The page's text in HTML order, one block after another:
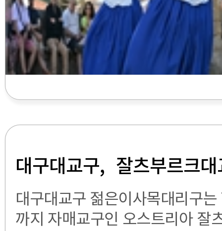
대구대교구, 잘츠부르크
청년교류모임’
대구대교구 젊은이사목대리구
까지 자매교구인 오스트리아 잘